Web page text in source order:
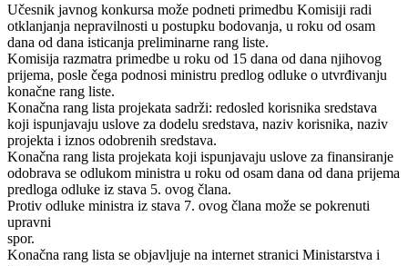
Učesnik javnog konkursa može podneti primedbu Komisiji radi
otklanjanja nepravilnosti u postupku bodovanja, u roku od osam
dana od dana isticanja preliminarne rang liste.
Komisija razmatra primedbe u roku od 15 dana od dana njihovog
prijema, posle čega podnosi ministru predlog odluke o utvrđivanju
konačne rang liste.
Konačna rang lista projekata sadrži: redosled korisnika sredstava
koji ispunjavaju uslove za dodelu sredstava, naziv korisnika, naziv
projekta i iznos odobrenih sredstava.
Konačna rang lista projekata koji ispunjavaju uslove za finansiranje
odobrava se odlukom ministra u roku od osam dana od dana prijema
predloga odluke iz stava 5. ovog člana.
Protiv odluke ministra iz stava 7. ovog člana može se pokrenuti
upravni
spor.
Konačna rang lista se objavljuje na internet stranici Ministarstva i